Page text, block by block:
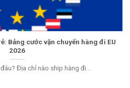
Bảng cước vận chuyển hàng đi EU
2026
Địa chỉ nào ship hàng đi...